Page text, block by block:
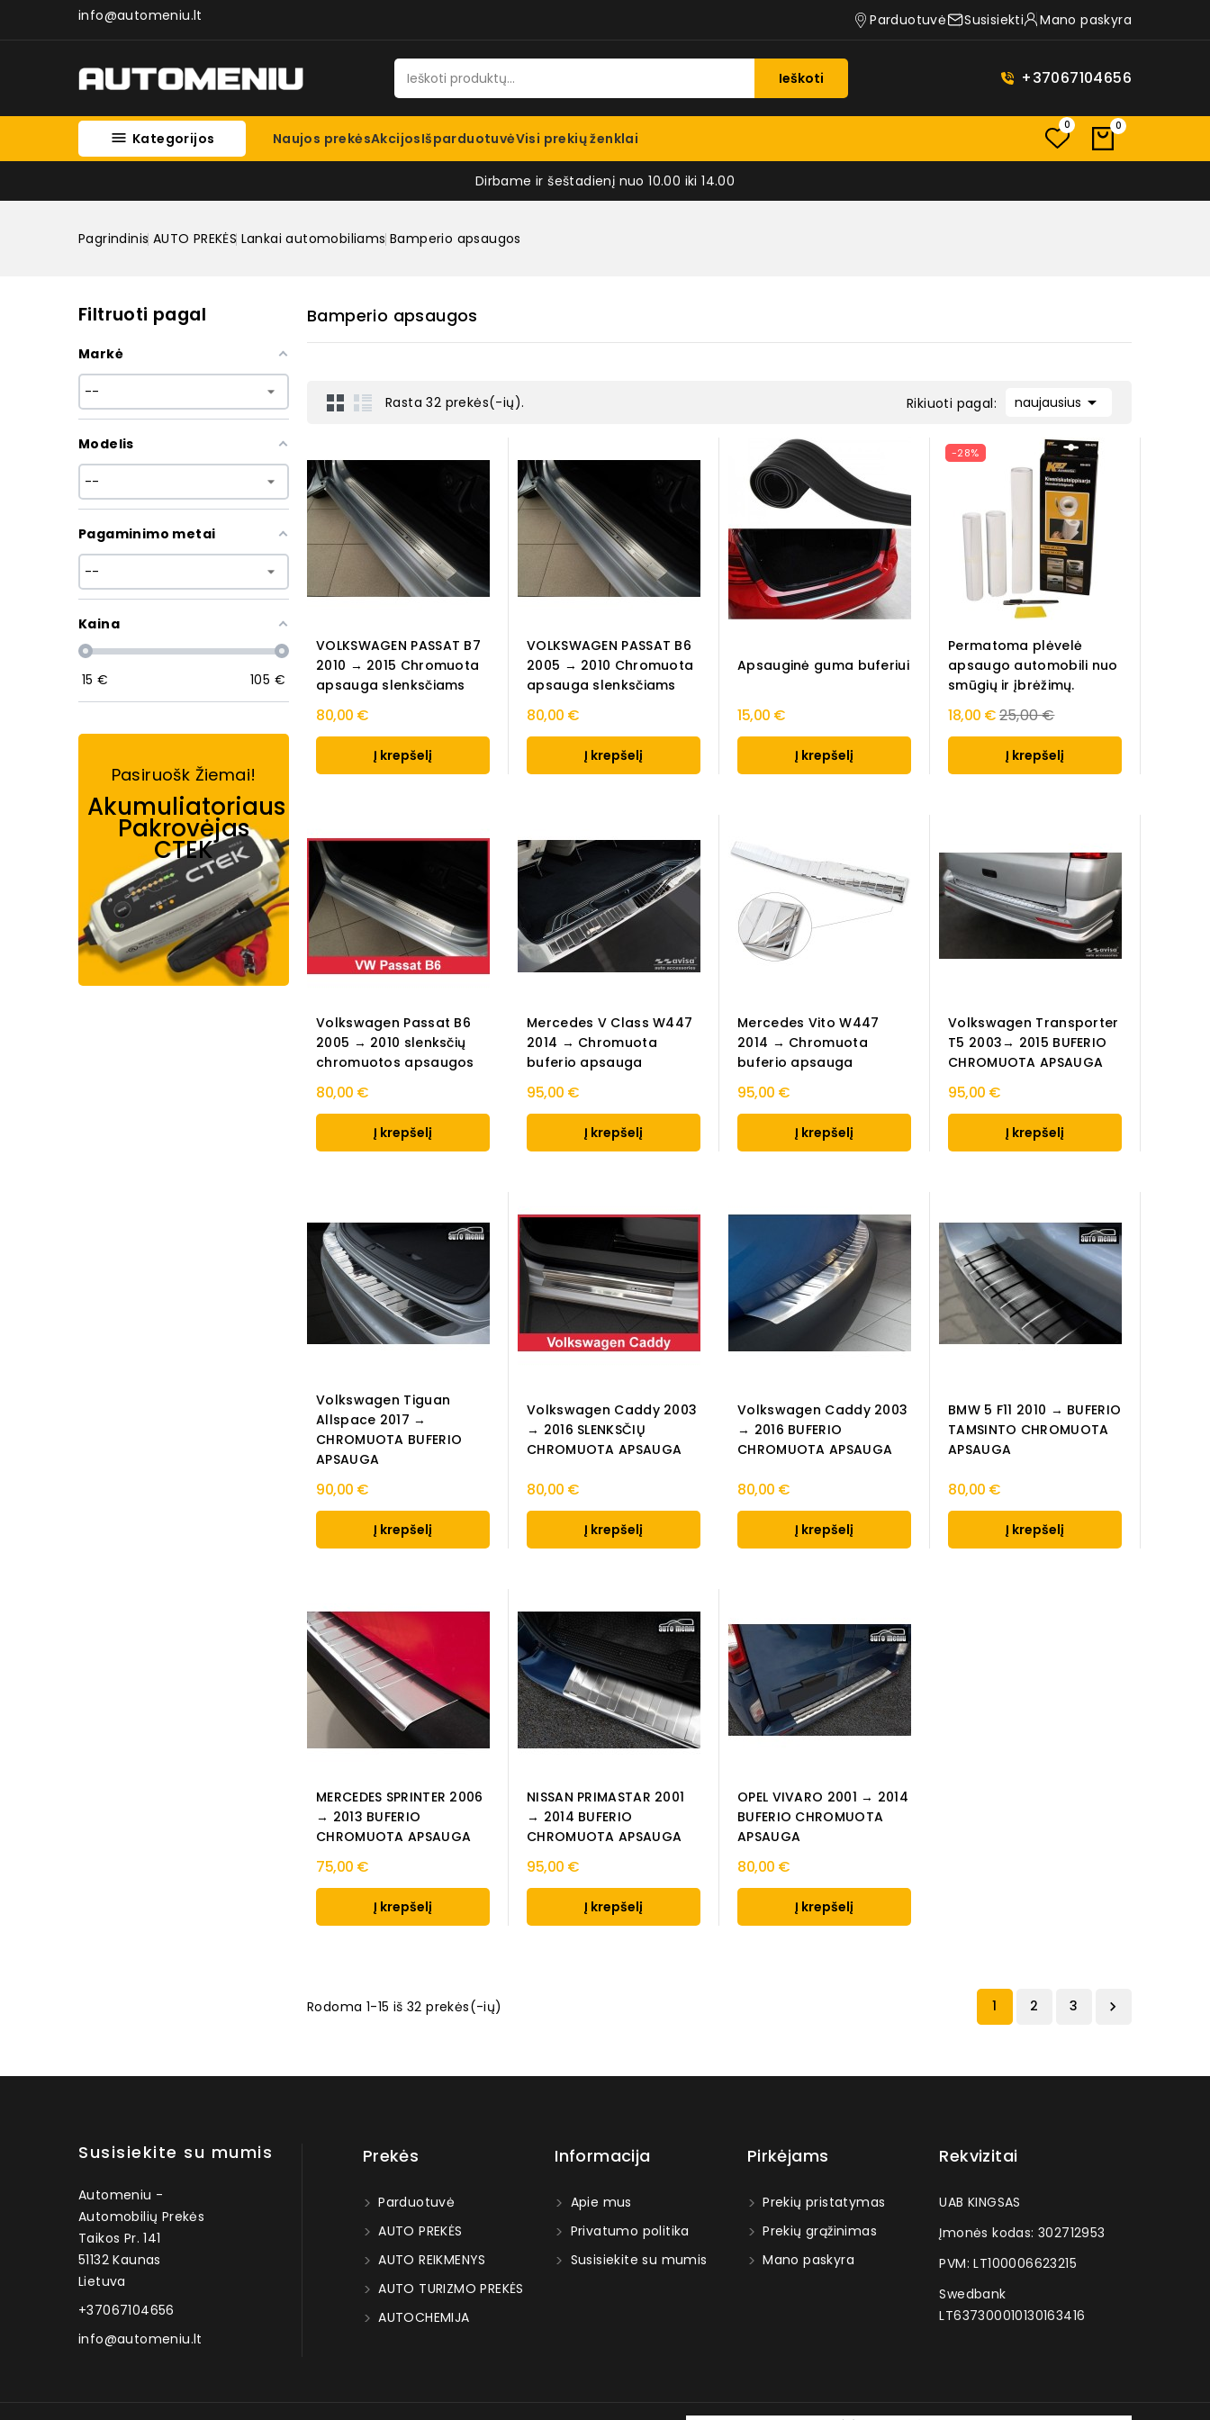
info@automeniu.lt Parduotuvė Susisiekti Mano paskyra
Ieškoti +37067104656
 Kategorijos Naujos prekėsAkcijosIšparduotuvėVisi prekių ženklai
0 0
Dirbame ir šeštadienį nuo 10.00 iki 14.00
Pagrindinis AUTO PREKĖS Lankai automobiliams Bamperio apsaugos
Filtruoti pagal
Markė
Modelis
Pagaminimo metai
Kaina
15 € 105 €
Pasiruošk Žiemai!
Akumuliatoriaus
Pakrovėjas
CTEK
Bamperio apsaugos
Rasta 32 prekės(-ių). Rikiuoti pagal: naujausius 
VOLKSWAGEN PASSAT B7
2010 → 2015 Chromuota
apsauga slenksčiams
80,00 €
Į krepšelį
VOLKSWAGEN PASSAT B6
2005 → 2010 Chromuota
apsauga slenksčiams
80,00 €
Į krepšelį
Apsauginė guma buferiui
15,00 €
Į krepšelį
-28%
Permatoma plėvelė
apsaugo automobili nuo
smūgių ir įbrėžimų.
18,00 €Regular
price
25,00 €
Į krepšelį
Volkswagen Passat B6
2005 → 2010 slenksčių
chromuotos apsaugos
80,00 €
Į krepšelį
Mercedes V Class W447
2014 → Chromuota
buferio apsauga
95,00 €
Į krepšelį
Mercedes Vito W447
2014 → Chromuota
buferio apsauga
95,00 €
Į krepšelį
Volkswagen Transporter
T5 2003→ 2015 BUFERIO
CHROMUOTA APSAUGA
95,00 €
Į krepšelį
Volkswagen Tiguan
Allspace 2017 →
CHROMUOTA BUFERIO
APSAUGA
90,00 €
Į krepšelį
Volkswagen Caddy 2003
→ 2016 SLENKSČIŲ
CHROMUOTA APSAUGA
80,00 €
Į krepšelį
Volkswagen Caddy 2003
→ 2016 BUFERIO
CHROMUOTA APSAUGA
80,00 €
Į krepšelį
BMW 5 F11 2010 → BUFERIO
TAMSINTO CHROMUOTA
APSAUGA
80,00 €
Į krepšelį
MERCEDES SPRINTER 2006
→ 2013 BUFERIO
CHROMUOTA APSAUGA
75,00 €
Į krepšelį
NISSAN PRIMASTAR 2001
→ 2014 BUFERIO
CHROMUOTA APSAUGA
95,00 €
Į krepšelį
OPEL VIVARO 2001 → 2014
BUFERIO CHROMUOTA
APSAUGA
80,00 €
Į krepšelį
Rodoma 1-15 iš 32 prekės(-ių) 1 2 3 
Susisiekite su mumis
Automeniu -
Automobilių Prekės
Taikos Pr. 141
51132 Kaunas
Lietuva
+37067104656
info@automeniu.lt
Prekės
Parduotuvė
AUTO PREKĖS
AUTO REIKMENYS
AUTO TURIZMO PREKĖS
AUTOCHEMIJA
Informacija
Apie mus
Privatumo politika
Susisiekite su mumis
Pirkėjams
Prekių pristatymas
Prekių grąžinimas
Mano paskyra
Rekvizitai
UAB KINGSAS
Įmonės kodas: 302712953
PVM: LT100006623215
Swedbank
LT637300010130163416